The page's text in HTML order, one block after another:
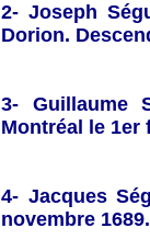
2- Joseph
Dorion.
3- Guillaume
Montréal le 1er
4- Jacques
novembre